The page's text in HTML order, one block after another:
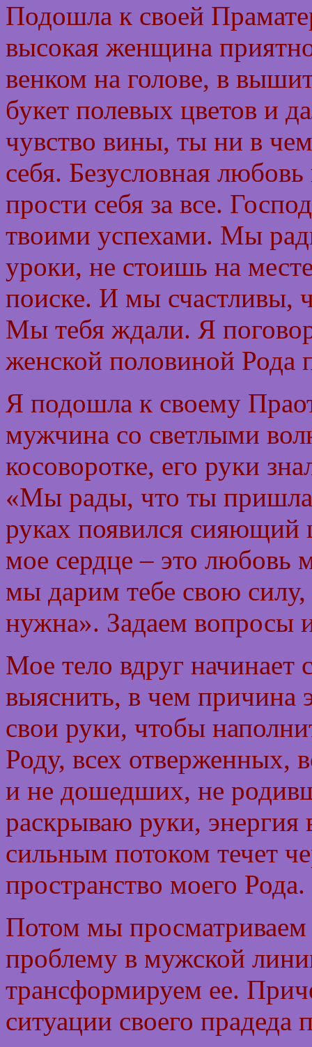
Подошла к своей
высокая женщина
венком на голове, в
букет полевых цветов и
чувство вины, ты ни в
себя. Безусловная
прости себя за все.
твоими успехами. Мы
уроки, не стоишь на
поиске. И мы счастливы,
Мы тебя ждали. Я
женской половиной Рода
Я подошла к своему
мужчина со светлыми
косоворотке, его руки
«Мы рады, что ты
руках появился сияющий
мое сердце – это
мы дарим тебе свою силу,
нужна». Задаем вопросы
Мое тело вдруг начинает
выяснить, в чем причина
свои руки, чтобы
Роду, всех отверженных,
и не дошедших, не
раскрываю руки, энергия
сильным потоком течет
пространство моего Рода.
Потом мы
проблему в мужской
трансформируем ее.
ситуации своего прадеда